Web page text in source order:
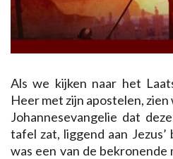
Als we kijken naar het
Heer met zijn apostelen, zien
Johannesevangelie dat
tafel zat, liggend aan
was een van de